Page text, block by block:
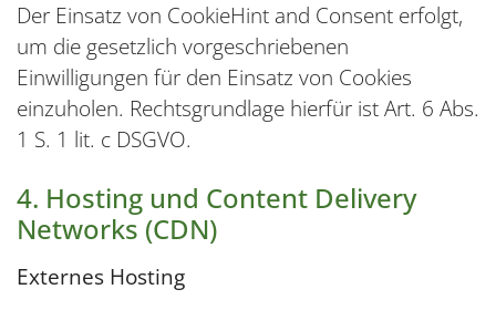
Der Einsatz von CookieHint and Consent erfolgt,
um die gesetzlich vorgeschriebenen
Einwilligungen für den Einsatz von Cookies
einzuholen. Rechtsgrundlage hierfür ist Art. 6 Abs.
1 S. 1 lit. c DSGVO.
4. Hosting und Content Delivery
Networks (CDN)
Externes Hosting